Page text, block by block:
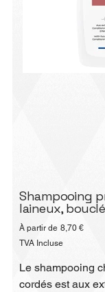
Shampooing
laineux,
À partir de Prix
8,70 €
TVA Incluse
Le shampooing
cordés est aux